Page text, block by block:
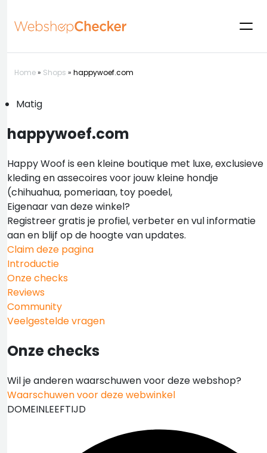
Home» Shops » happywoef.com
Matig
happywoef.com
Happy Woof is een kleine boutique met luxe, exclusieve
kleding en assecoires voor jouw kleine hondje
(chihuahua, pomeriaan, toy poedel,
Eigenaar van deze winkel?
Registreer gratis je profiel, verbeter en vul informatie
aan en blijf op de hoogte van updates.
Claim deze pagina
Introductie
Onze checks
Reviews
Community
Veelgestelde vragen
Onze checks
Wil je anderen waarschuwen voor deze webshop?
Waarschuwen voor deze webwinkel
DOMEINLEEFTIJD